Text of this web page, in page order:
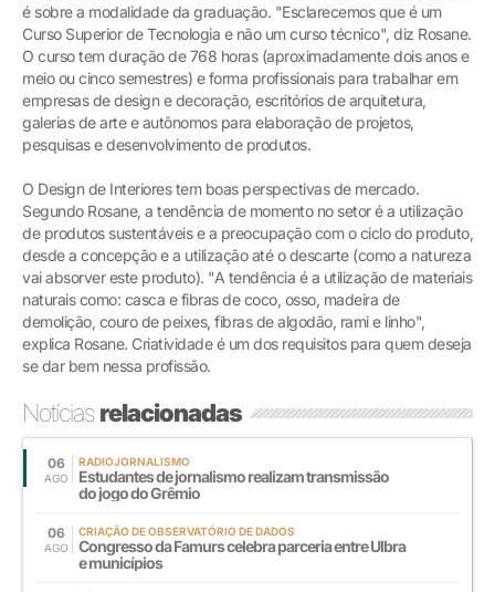
é sobre a modalidade da graduação. "Esclarecemos que é um
Curso Superior de Tecnologia e não um curso técnico", diz Rosane.
O curso tem duração de 768 horas (aproximadamente dois anos e
meio ou cinco semestres) e forma profissionais para trabalhar em
empresas de design e decoração, escritórios de arquitetura,
galerias de arte e autônomos para elaboração de projetos,
pesquisas e desenvolvimento de produtos.
O Design de Interiores tem boas perspectivas de mercado.
Segundo Rosane, a tendência de momento no setor é a utilização
de produtos sustentáveis e a preocupação com o ciclo do produto,
desde a concepção e a utilização até o descarte (como a natureza
vai absorver este produto). "A tendência é a utilização de materiais
naturais como: casca e fibras de coco, osso, madeira de
demolição, couro de peixes, fibras de algodão, rami e linho",
explica Rosane. Criatividade é um dos requisitos para quem deseja
se dar bem nessa profissão.
Notíciasrelacionadas
06
AGO
RADIOJORNALISMO
Estudantes de jornalismo realizam transmissão
do jogo do Grêmio
06
AGO
CRIAÇÃO DE OBSERVATÓRIO DE DADOS
Congresso da Famurs celebra parceria entre Ulbra
e municípios